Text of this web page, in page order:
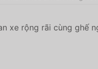
xe rộng rãi cùng ghế